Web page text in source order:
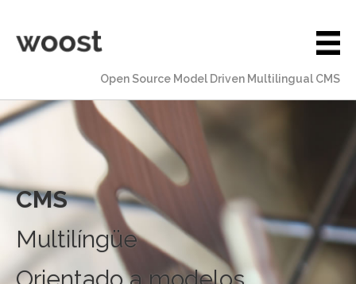
Open Source Model Driven Multilingual CMS
CMS
Multilíngüe